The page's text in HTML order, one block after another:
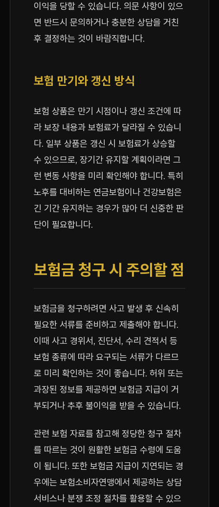
이익을 당할 수 있습니다. 의문 사항이 있으
면 반드시 문의하거나 충분한 상담을 거친
후 결정하는 것이 바람직합니다.
보험 만기와 갱신 방식
보험 상품은 만기 시점이나 갱신 조건에 따
라 보장 내용과 보험료가 달라질 수 있습니
다. 일부 상품은 갱신 시 보험료가 상승할
수 있으므로, 장기간 유지할 계획이라면 그
런 변동 사항을 미리 확인해야 합니다. 특히
노후를 대비하는 연금보험이나 건강보험은
긴 기간 유지하는 경우가 많아 더 신중한 판
단이 필요합니다.
보험금 청구 시 주의할 점
보험금을 청구하려면 사고 발생 후 신속히
필요한 서류를 준비하고 제출해야 합니다.
이때 사고 경위서, 진단서, 수리 견적서 등
보험 종류에 따라 요구되는 서류가 다르므
로 미리 확인하는 것이 좋습니다. 허위 또는
과장된 정보를 제공하면 보험금 지급이 거
부되거나 추후 불이익을 받을 수 있습니다.
관련 보험 자료를 참고해 정당한 청구 절차
를 따르는 것이 원활한 보험금 수령에 도움
이 됩니다. 또한 보험금 지급이 지연되는 경
우에는 보험소비자연맹에서 제공하는 상담
서비스나 분쟁 조정 절차를 활용할 수 있으